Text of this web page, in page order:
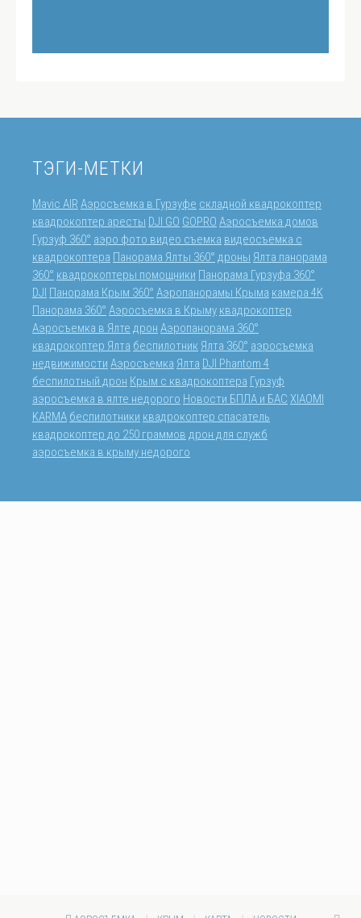
ТЭГИ-МЕТКИ
Mavic AIR Аэросъемка в Гурзуфе складной квадрокоптер
квадрокоптер аресты DJI GO GOPRO Аэросъемка домов
Гурзуф 360° аэро фото видео съемка видеосъемка с
квадрокоптера Панорама Ялты 360° дроны Ялта панорама
360° квадрокоптеры помощники Панорама Гурзуфа 360°
DJI Панорама Крым 360° Аэропанорамы Крыма камера 4K
Панорама 360° Аэросъемка в Крыму квадрокоптер
Аэросъемка в Ялте дрон Аэропанорама 360°
квадрокоптер Ялта беспилотник Ялта 360° аэросъемка
недвижимости Аэросъемка Ялта DJI Phantom 4
беспилотный дрон Крым с квадрокоптера Гурзуф
аэросъемка в ялте недорого Новости БПЛА и БАС XIAOMI
KARMA беспилотники квадрокоптер спасатель
квадрокоптер до 250 граммов дрон для служб
аэросъемка в крыму недорого